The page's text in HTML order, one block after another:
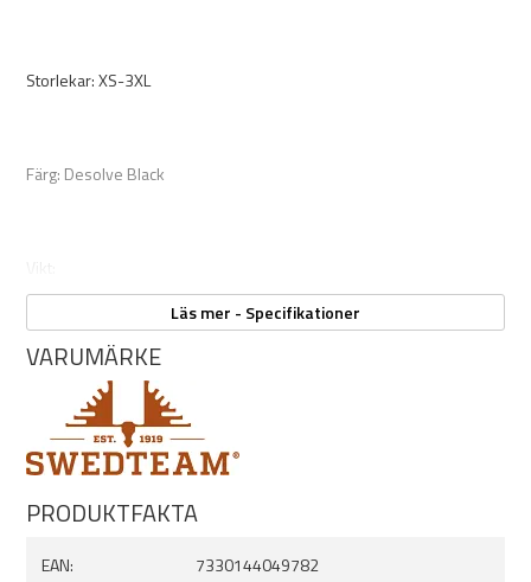
Storlekar: XS-3XL
Färg: Desolve Black
Läs mer - Specifikationer
VARUMÄRKE
PRODUKTFAKTA
EAN:
7330144049782